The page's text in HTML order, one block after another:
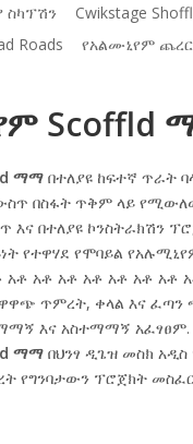
ስካፕሽን Cwikstage
Roads
የአልሙኒየም ጨረር
Scoffld
ማማ በተለያዩ ከፍተኛ ጥራት
በስፋት ጥቅም ላይ
እና በተለያዩ ኮንስትራክሽን
የተዋሃደ የሞባይል
አቶ አቶ አቶ አቶ አቶ አቶ
ጥምረት, ቀላል እና ፈጣን
እና አስተማማኝ አፈፃፀም.
ማማ በህንፃ ዲጌዝ መስክ አዲስ
የግንባታውን ፕሮጀክት